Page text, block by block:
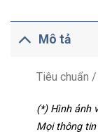
Mô tả
Tiêu chuẩn
(*) Hình ảnh
Mọi thông